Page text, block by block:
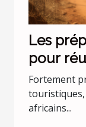
Les
pour
Kenya
Fortement
touristiques,
africains...